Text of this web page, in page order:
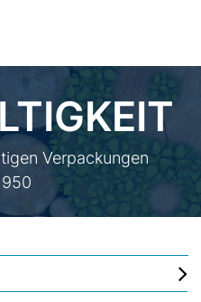
Verpackungen